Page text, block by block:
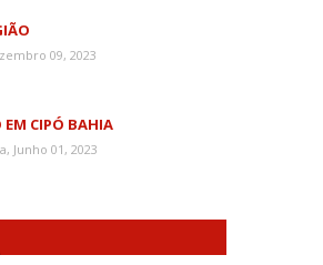
09, 2023
EM CIPÓ BAHIA
Junho 01, 2023